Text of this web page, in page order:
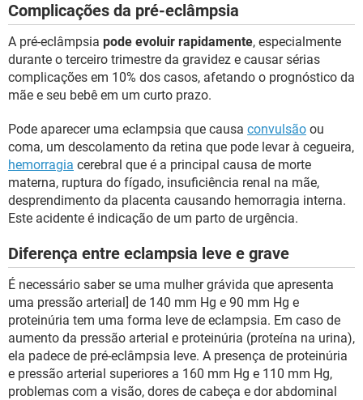
Complicações da pré-eclâmpsia
A pré-eclâmpsia pode evoluir rapidamente, especialmente
durante o terceiro trimestre da gravidez e causar sérias
complicações em 10% dos casos, afetando o prognóstico da
mãe e seu bebê em um curto prazo.
Pode aparecer uma eclampsia que causa convulsão ou
coma, um descolamento da retina que pode levar à cegueira,
hemorragia cerebral que é a principal causa de morte
materna, ruptura do fígado, insuficiência renal na mãe,
desprendimento da placenta causando hemorragia interna.
Este acidente é indicação de um parto de urgência.
Diferença entre eclampsia leve e grave
É necessário saber se uma mulher grávida que apresenta
uma pressão arterial] de 140 mm Hg e 90 mm Hg e
proteinúria tem uma forma leve de eclampsia. Em caso de
aumento da pressão arterial e proteinúria (proteína na urina),
ela padece de pré-eclâmpsia leve. A presença de proteinúria
e pressão arterial superiores a 160 mm Hg e 110 mm Hg,
problemas com a visão, dores de cabeça e dor abdominal